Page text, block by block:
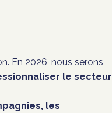
. En 2026, nous serons
le secteur
les